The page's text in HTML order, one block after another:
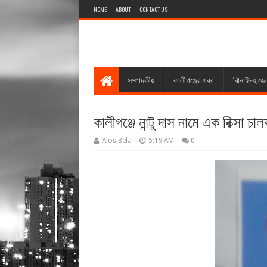
HOME ABOUT CONTACT US
সম্পাদকীয় কালীগঞ্জের খবর ঝিনাইদহ
কালীগঞ্জে নান্টু দাস নামে এক রিক্সা
Alos Bela 5:19 AM 0